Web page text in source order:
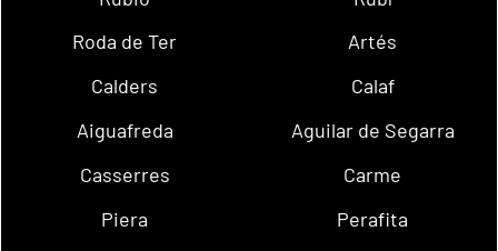
Roda de Ter
Artés
Calders
Calaf
Aiguafreda
Aguilar de Segarra
Casserres
Carme
Piera
Perafita